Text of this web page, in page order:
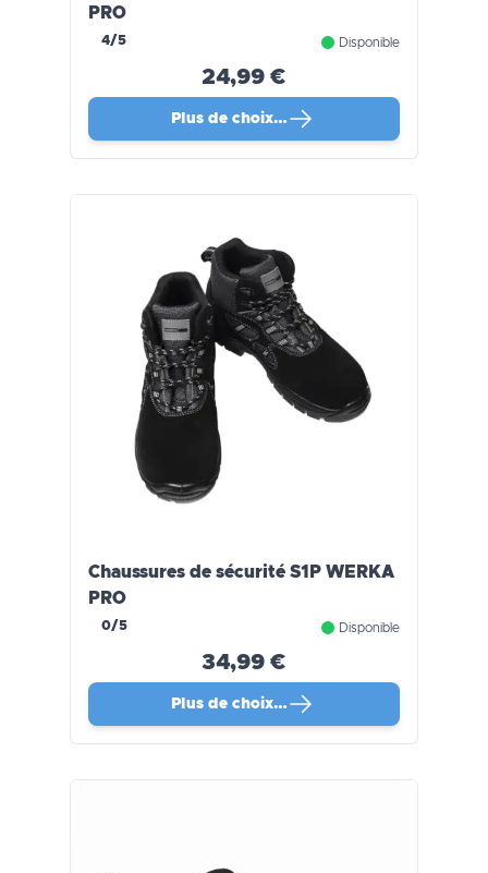
PRO
4/5 Disponible
24,99 €
Plus de choix…
Chaussures de sécurité S1P WERKA
PRO
0/5 Disponible
34,99 €
Plus de choix…